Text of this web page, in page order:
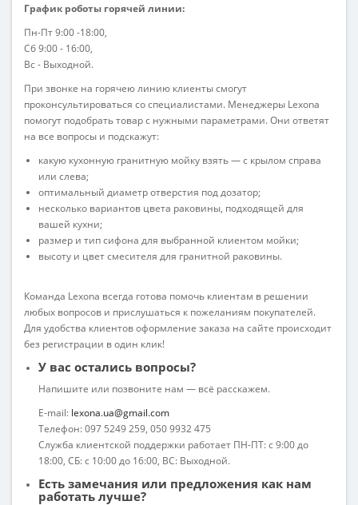
График роботы горячей линии:
Пн-Пт 9:00 -18:00,
Сб 9:00 - 16:00,
Вс - Выходной.
При звонке на горячею линию клиенты смогут
проконсультироваться со специалистами. Менеджеры Lexona
помогут подобрать товар с нужными параметрами. Они ответят
на все вопросы и подскажут:
какую кухонную гранитную мойку взять ― с крылом справа
или слева;
оптимальный диаметр отверстия под дозатор;
несколько вариантов цвета раковины, подходящей для
вашей кухни;
размер и тип сифона для выбранной клиентом мойки;
высоту и цвет смесителя для гранитной раковины.
Команда Lexona всегда готова помочь клиентам в решении
любых вопросов и прислушаться к пожеланиям покупателей.
Для удобства клиентов оформление заказа на сайте происходит
без регистрации в один клик!
У вас остались вопросы?
Напишите или позвоните нам — всё расскажем.
E-mail: lexona.ua@gmail.com
Телефон: 097 5249 259, 050 9932 475
Служба клиентской поддержки работает ПН-ПТ: с 9:00 до
18:00, СБ: с 10:00 до 16:00, ВС: Выходной.
Есть замечания или предложения как нам
работать лучше?